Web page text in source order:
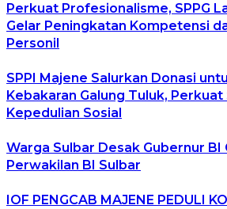
Perkuat Profesionalisme, SPPG
Gelar Peningkatan Kompetensi
Personil
SPPI Majene Salurkan Donasi
Kebakaran Galung Tuluk,
Kepedulian Sosial
Warga Sulbar Desak Gubernur BI
Perwakilan BI Sulbar
IOF PENGCAB MAJENE PEDULI